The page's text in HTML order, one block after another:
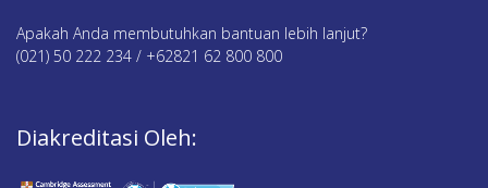
Apakah Anda membutuhkan bantuan lebih lanjut?
(021) 50 222 234 / +62821 62 800 800
Diakreditasi Oleh: